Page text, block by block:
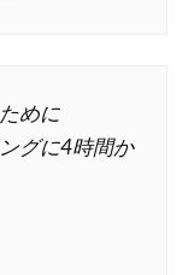
めに
グに4時間か